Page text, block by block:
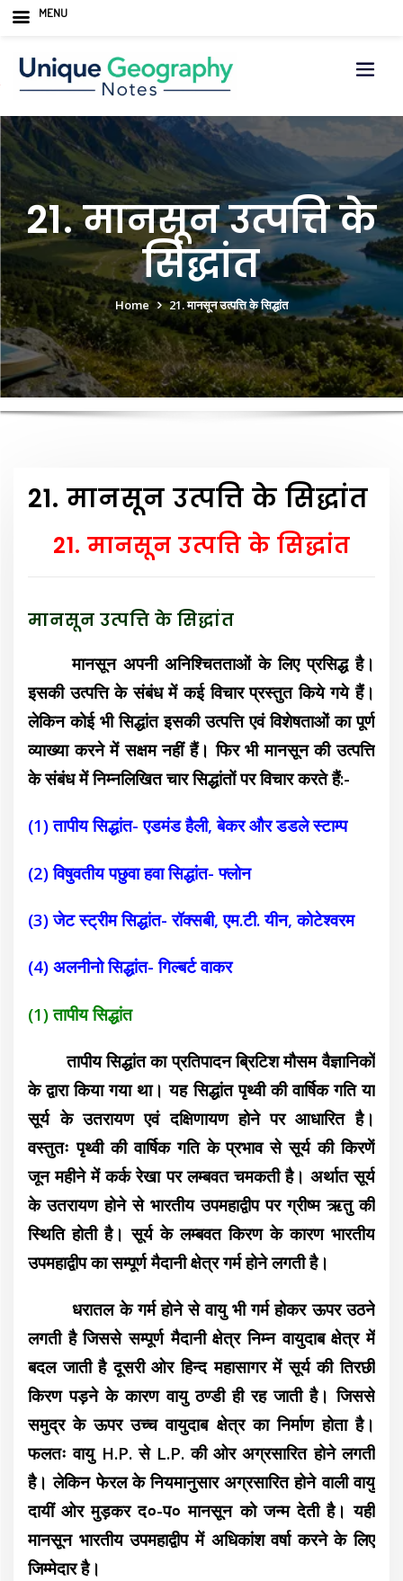
content
21. मानसून उत्पत्ति के
सिद्धांत
Home 21. मानसून उत्पत्ति के सिद्धांत
21. मानसून उत्पत्ति के सिद्धांत
21. मानसून उत्पत्ति के सिद्धांत
मानसून उत्पत्ति के सिद्धांत
मानसून अपनी अनिश्चितताओं के लिए प्रसिद्ध है।
इसकी उत्पत्ति के संबंध में कई विचार प्रस्तुत किये गये हैं।
लेकिन कोई भी सिद्धांत इसकी उत्पत्ति एवं विशेषताओं का पूर्ण
व्याख्या करने में सक्षम नहीं हैं। फिर भी मानसून की उत्पत्ति
के संबंध में निम्नलिखित चार सिद्धांतों पर विचार करते हैं:-
(1) तापीय सिद्धांत- एडमंड हैली, बेकर और डडले स्टाम्प
(2) विषुवतीय पछुवा हवा सिद्धांत- फ्लोन
(3) जेट स्ट्रीम सिद्धांत- रॉक्सबी, एम.टी. यीन, कोटेश्वरम
(4) अलनीनो सिद्धांत- गिल्बर्ट वाकर
(1) तापीय सिद्धांत
तापीय सिद्धांत का प्रतिपादन ब्रिटिश मौसम वैज्ञानिकों
के द्वारा किया गया था। यह सिद्धांत पृथ्वी की वार्षिक गति या
सूर्य के उतरायण एवं दक्षिणायण होने पर आधारित है।
वस्तुतः पृथ्वी की वार्षिक गति के प्रभाव से सूर्य की किरणें
जून महीने में कर्क रेखा पर लम्बवत चमकती है। अर्थात सूर्य
के उतरायण होने से भारतीय उपमहाद्वीप पर ग्रीष्म ऋतु की
स्थिति होती है। सूर्य के लम्बवत किरण के कारण भारतीय
उपमहाद्वीप का सम्पूर्ण मैदानी क्षेत्र गर्म होने लगती है।
धरातल के गर्म होने से वायु भी गर्म होकर ऊपर उठने
लगती है जिससे सम्पूर्ण मैदानी क्षेत्र निम्न वायुदाब क्षेत्र में
बदल जाती है दूसरी ओर हिन्द महासागर में सूर्य की तिरछी
किरण पड़ने के कारण वायु ठण्डी ही रह जाती है। जिससे
समुद्र के ऊपर उच्च वायुदाब क्षेत्र का निर्माण होता है।
फलतः वायु H.P. से L.P. की ओर अग्रसारित होने लगती
है। लेकिन फेरल के नियमानुसार अग्रसारित होने वाली वायु
दायीं ओर मुड़कर द०-प० मानसून को जन्म देती है। यही
मानसून भारतीय उपमहाद्वीप में अधिकांश वर्षा करने के लिए
जिम्मेदार है।
MENU